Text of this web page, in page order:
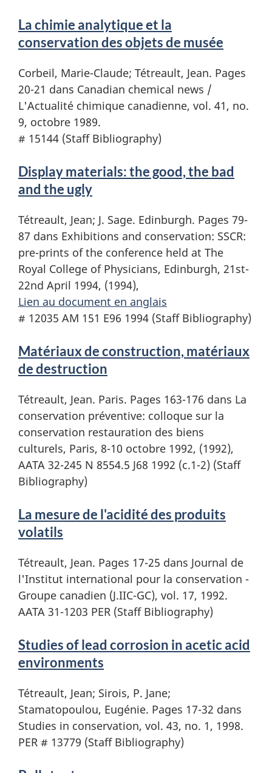
La chimie analytique et la
conservation des objets de musée
Corbeil, Marie-Claude; Tétreault, Jean. Pages
20-21 dans Canadian chemical news /
L'Actualité chimique canadienne, vol. 41, no.
9, octobre 1989.
# 15144 (Staff Bibliography)
Display materials: the good, the bad
and the ugly
Tétreault, Jean; J. Sage. Edinburgh. Pages 79-
87 dans Exhibitions and conservation: SSCR:
pre-prints of the conference held at The
Royal College of Physicians, Edinburgh, 21st-
22nd April 1994, (1994),
Lien au document en anglais
# 12035 AM 151 E96 1994 (Staff Bibliography)
Matériaux de construction, matériaux
de destruction
Tétreault, Jean. Paris. Pages 163-176 dans La
conservation préventive: colloque sur la
conservation restauration des biens
culturels, Paris, 8-10 octobre 1992, (1992),
AATA 32-245 N 8554.5 J68 1992 (c.1-2) (Staff
Bibliography)
La mesure de l'acidité des produits
volatils
Tétreault, Jean. Pages 17-25 dans Journal de
l'Institut international pour la conservation -
Groupe canadien (J.IIC-GC), vol. 17, 1992.
AATA 31-1203 PER (Staff Bibliography)
Studies of lead corrosion in acetic acid
environments
Tétreault, Jean; Sirois, P. Jane;
Stamatopoulou, Eugénie. Pages 17-32 dans
Studies in conservation, vol. 43, no. 1, 1998.
PER # 13779 (Staff Bibliography)